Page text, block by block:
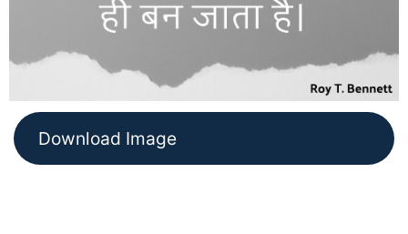
Download Image